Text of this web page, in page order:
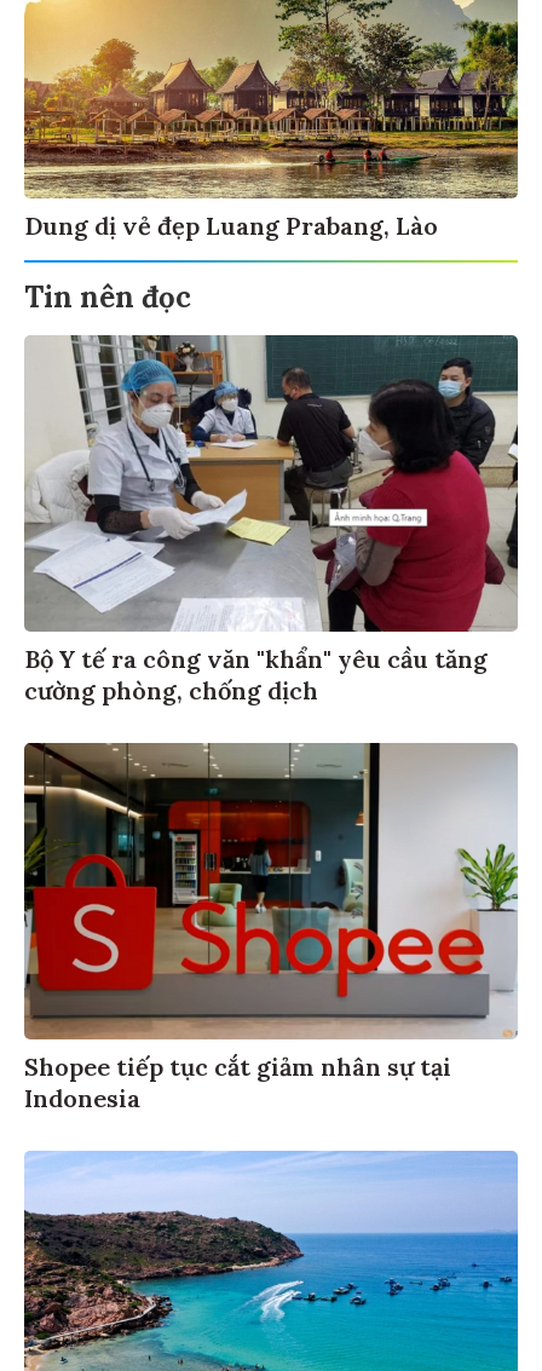
Dung dị vẻ đẹp Luang Prabang, Lào
Tin nên đọc
Bộ Y tế ra công văn "khẩn" yêu cầu tăng
cường phòng, chống dịch
Shopee tiếp tục cắt giảm nhân sự tại
Indonesia